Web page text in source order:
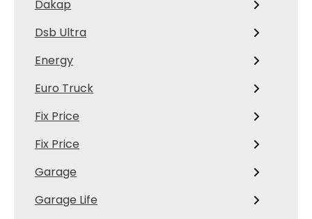
Dakap
Dsb Ultra
Energy
Euro Truck
Fix Price
Fix Price
Garage
Garage Life